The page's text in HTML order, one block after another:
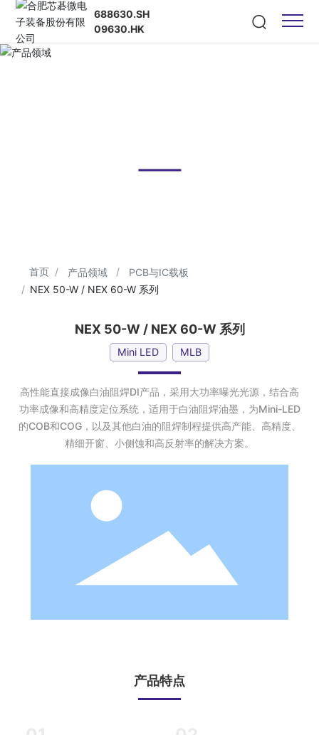
688630.SH
09630.HK
首页 产品领域
PCB与IC载板
NEX 50-W / NEX 60-W 系列
NEX 50-W / NEX 60-W 系列
Mini LED MLB
高性能直接成像白油阻焊DI产品，采用大功率曝光光源，结合高
功率成像和高精度定位系统，适用于白油阻焊油墨，为Mini-LED
的COB和COG，以及其他白油的阻焊制程提供高产能、高精度、
精细开窗、小侧蚀和高反射率的解决方案。
产品特点